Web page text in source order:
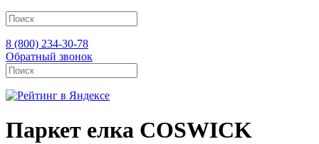
8 (800) 234-30-78
Обратный звонок
Паркет елка COSWICK